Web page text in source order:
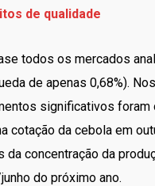
de qualidade
todos os mercados
de apenas 0,68%).
significativos
cotação da cebola em
concentração da
do próximo ano.